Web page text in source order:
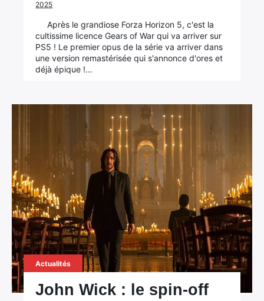
2025
Après le grandiose Forza Horizon 5, c'est la
cultissime licence Gears of War qui va arriver sur
PS5 ! Le premier opus de la série va arriver dans
une version remastérisée qui s'annonce d'ores et
déjà épique !…
Actualités
John Wick : le spin-off
×
Rechercher
: